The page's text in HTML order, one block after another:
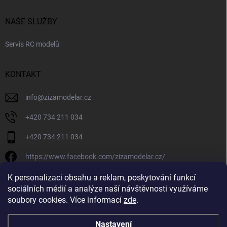
K personalizaci obsahu a reklam, poskytování funkcí
sociálních médií a analýze naší návštěvnosti využíváme
soubory cookies. Více informací zde.
Nastavení
NAŠE SLUŽBY
Servis RC modelů
KONTAKT
info@zizamodelar.cz
+420 734 211 034
+420 734 211 034
https://www.facebook.com/zizamodelar.cz/
/zizamodelar.cz/
+420 734 211 034